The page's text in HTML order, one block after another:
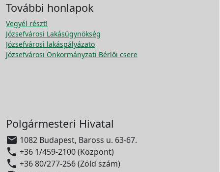
További honlapok
Vegyél részt!
Józsefvárosi Lakásügynökség
Józsefvárosi lakáspályázato
Józsefvárosi Önkormányzati Bérlői csere
Polgármesteri Hivatal
 1082 Budapest, Baross u. 63-67.
 +36 1/459-2100 (Központ)
 +36 80/277-256 (Zöld szám)